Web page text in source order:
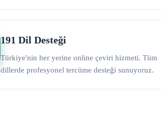
191 Dil Desteği
Türkiye'nin her yerine online çeviri hizmeti. Tüm
dillerde profesyonel tercüme desteği sunuyoruz.